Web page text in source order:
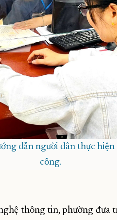
dẫn người dân thực
công.
thông tin, phường đưa